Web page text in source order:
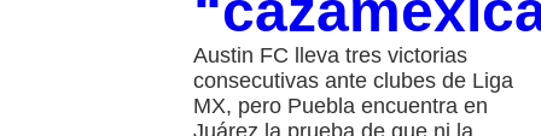
Austin FC lleva tres victorias
consecutivas ante clubes de Liga
MX, pero Puebla encuentra en